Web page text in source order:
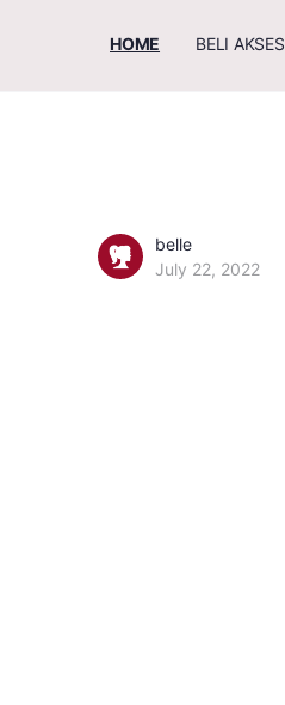
HOME BELI AKSES
belle
July 22, 2022